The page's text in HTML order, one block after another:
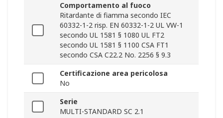
Comportamento al fuoco
Ritardante di fiamma secondo IEC
60332-1-2 risp. EN 60332-1-2 UL VW-1
secondo UL 1581 § 1080 UL FT2
secondo UL 1581 § 1100 CSA FT1
secondo CSA C22.2 No. 2256 § 9.3
Certificazione area pericolosa
No
Serie
MULTI-STANDARD SC 2.1